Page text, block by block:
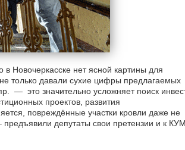
Новочеркасске нет ясной картины для
только давали сухие цифры предлагаемых
— это значительно усложняет поиск
проектов, развития
повреждённые участки кровли даже не
предъявили депутаты свои претензии и к